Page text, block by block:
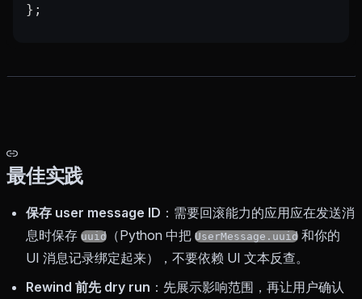
};
最佳实践
保存 user message ID ：需要回滚能力的应用应在发送消
息时保存 uuid （Python 中把 UserMessage.uuid 和你的
UI 消息记录绑定起来），不要依赖 UI 文本反查。
Rewind 前先 dry run ：先展示影响范围，再让用户确认